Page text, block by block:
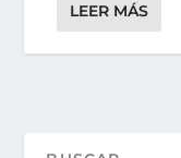
LEER MÁS